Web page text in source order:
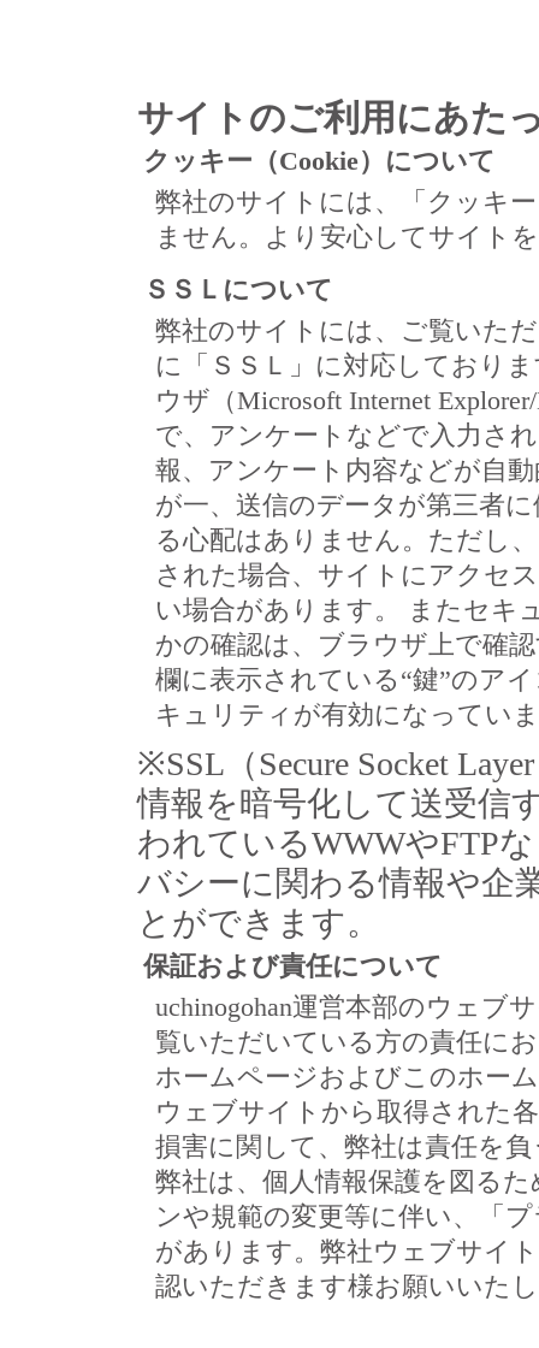
サイトのご利用にあた
クッキー（Cookie）について
弊社のサイトには、「クッキ
ません。より安心してサイト
ＳＳＬについて
弊社のサイトには、ご覧いた
に「ＳＳＬ」に対応しており
ウザ（Microsoft Internet
で、アンケートなどで入力さ
報、アンケート内容などが自
が一、送信のデータが第三者
る心配はありません。ただし
された場合、サイトにアクセ
い場合があります。 またセキ
かの確認は、ブラウザ上で確
欄に表示されている“鍵”のア
キュリティが有効になってい
※SSL（Secure Socket
情報を暗号化して送受信
われているWWWやFTP
バシーに関わる情報や企
とができます。
保証および責任について
uchinogohan運営本部のウェブ
覧いただいている方の責任に
ホームページおよびこのホー
ウェブサイトから取得された
損害に関して、弊社は責任を
弊社は、個人情報保護を図る
ンや規範の変更等に伴い、「
があります。弊社ウェブサイ
認いただきます様お願いいた